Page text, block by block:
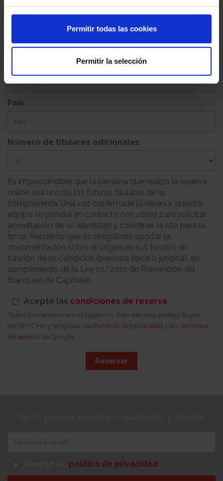
Permitir todas las cookies
Permitir la selección
País
Número de titulares adicionales
Es imprescindible que la persona que realiza la reserva
online sea uno de los futuros titulares de la
compraventa. Una vez confirmada la reserva, nuestro
equipo se pondrá en contacto con usted para solicitar
acreditación de su identidad y coordinar la cita para la
firma. Recuerde que es obligatorio aportar la
documentación sobre el origen de sus fondos en
función de su condición (persona física o jurídica), en
cumplimiento de la Ley 10/2010 de Prevención del
Blanqueo de Capitales.
Acepto las condiciones de reserva
Todos los campos son obligatorios. Este sitio está protegido por
reCAPTCHA y se aplican las Políticas de privacidad y los Términos
de servicio de Google
Reservar
política de privacidad